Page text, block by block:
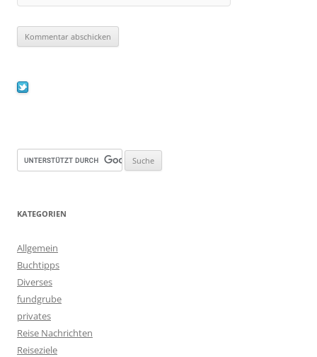
KATEGORIEN
Allgemein
Buchtipps
Diverses
fundgrube
privates
Reise Nachrichten
Reiseziele